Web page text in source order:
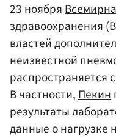
23 ноября
здравоохранения
властей
неизвестной
распространяется
В частности,Пекин
результаты
данные о нагрузке